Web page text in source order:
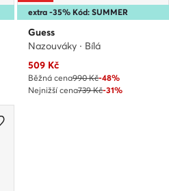
extra -35% Kód: SUMMER
Guess
Nazouváky · Bílá
Aktuální cena
509 Kč
Běžná cena990 Kč-48%
Nejnižší cena739 Kč-31%